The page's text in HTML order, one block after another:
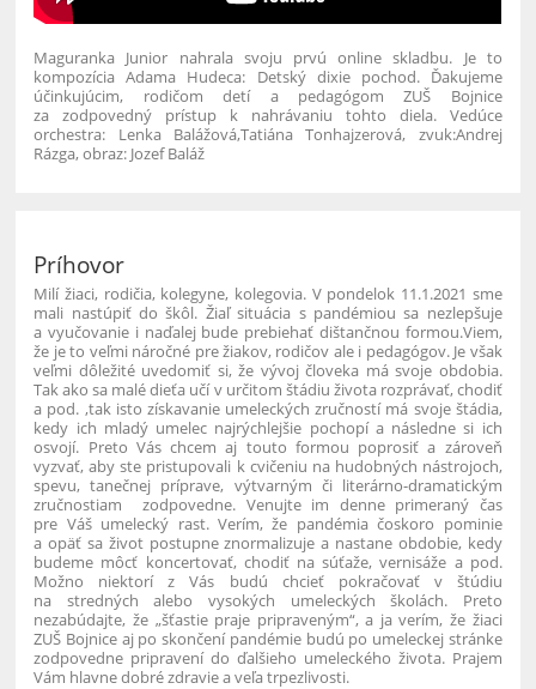
Maguranka Junior nahrala svoju prvú online skladbu. Je to
kompozícia Adama Hudeca: Detský dixie pochod. Ďakujeme
účinkujúcim, rodičom detí a pedagógom ZUŠ Bojnice
za zodpovedný prístup k nahrávaniu tohto diela. Vedúce
orchestra: Lenka Balážová,Tatiána Tonhajzerová, zvuk:Andrej
Rázga, obraz: Jozef Baláž
Príhovor
Milí žiaci, rodičia, kolegyne, kolegovia. V pondelok 11.1.2021 sme
mali nastúpiť do škôl. Žiaľ situácia s pandémiou sa nezlepšuje
a vyučovanie i naďalej bude prebiehať dištančnou formou.Viem,
že je to veľmi náročné pre žiakov, rodičov ale i pedagógov. Je však
veľmi dôležité uvedomiť si, že vývoj človeka má svoje obdobia.
Tak ako sa malé dieťa učí v určitom štádiu života rozprávať, chodiť
a pod. ,tak isto získavanie umeleckých zručností má svoje štádia,
kedy ich mladý umelec najrýchlejšie pochopí a následne si ich
osvojí. Preto Vás chcem aj touto formou poprosiť a zároveň
vyzvať, aby ste pristupovali k cvičeniu na hudobných nástrojoch,
spevu, tanečnej príprave, výtvarným či literárno-dramatickým
zručnostiam zodpovedne. Venujte im denne primeraný čas
pre Váš umelecký rast. Verím, že pandémia čoskoro pominie
a opäť sa život postupne znormalizuje a nastane obdobie, kedy
budeme môcť koncertovať, chodiť na súťaže, vernisáže a pod.
Možno niektorí z Vás budú chcieť pokračovať v štúdiu
na stredných alebo vysokých umeleckých školách. Preto
nezabúdajte, že „šťastie praje pripraveným“, a ja verím, že žiaci
ZUŠ Bojnice aj po skončení pandémie budú po umeleckej stránke
zodpovedne pripravení do ďalšieho umeleckého života. Prajem
Vám hlavne dobré zdravie a veľa trpezlivosti.